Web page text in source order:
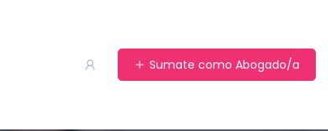
Sumate como Abogado/a